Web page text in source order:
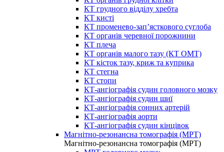
КТ грудного відділу хребта
КТ кисті
КТ променево-зап’ясткового суглоба
КТ органів черевної порожнини
КТ плеча
КТ органів малого тазу (КТ ОМТ)
КТ кісток тазу, криж та куприка
КТ стегна
КТ стопи
КТ-ангіографія судин головного мозку
КТ-ангіографія судин шиї
КТ-ангіографія сонних артерій
КТ-ангіографія аорти
КТ-ангіографія судин кінцівок
Магнітно-резонансна томографія (МРТ)
Магнітно-резонансна томографія (МРТ)